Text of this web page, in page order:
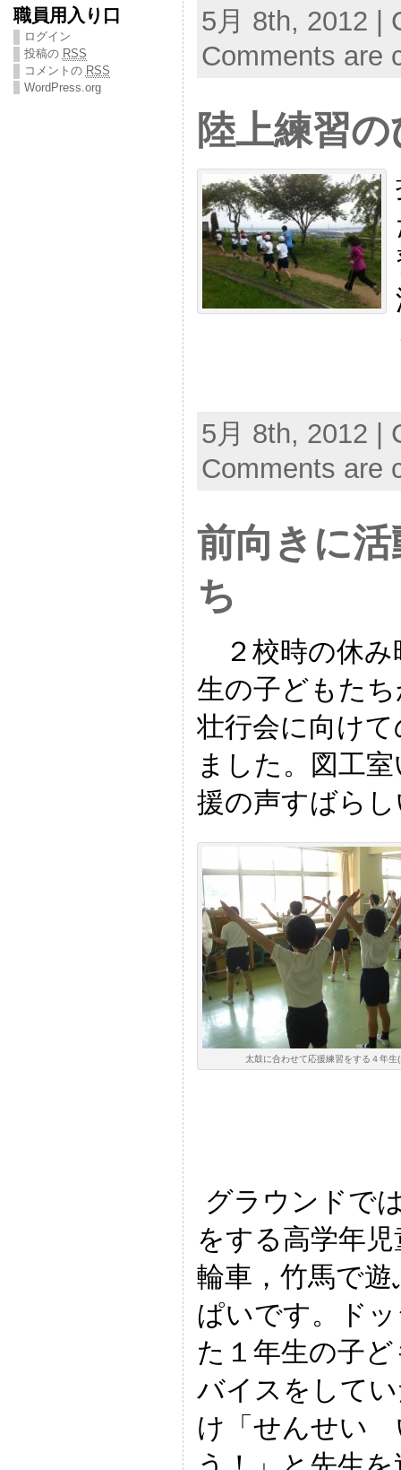
職員用入り口
ログイン
投稿の RSS
コメントの RSS
WordPress.org
5月 8th, 2012 |
Comments are
陸上練習
5月 8th, 2012 |
Comments are
前向きに
ち
２校時の休み
生の子どもた
壮行会に向け
ました。図工
援の声すばら
太鼓に合わせて応援練習をする４年生
グラウンドで
をする高学年
輪車，竹馬で
ぱいです。ド
た１年生の子
バイスをして
け「せんせい